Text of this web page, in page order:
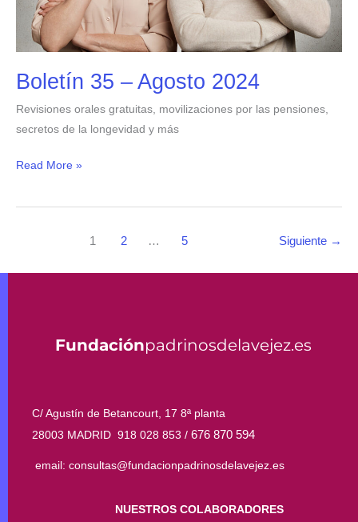
Boletín 35 – Agosto 2024
Revisiones orales gratuitas, movilizaciones por las pensiones,
secretos de la longevidad y más
Read More »
1 2 … 5 Siguiente →
Fundaciónpadrinosdelavejez.es
C/ Agustín de Betancourt, 17 8ª planta
28003 MADRID 918 028 853 / 676 870 594
email: consultas@fundacionpadrinosdelavejez.es
NUESTROS COLABORADORES